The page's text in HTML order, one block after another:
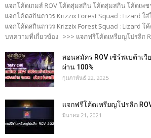
แจกโค้ดเกมส์ ROV โค้ดสุ่มสกิน โค้ดสุ่มสกิน โค้ดเพช
แจกโค้ดสกินถาวร Krizzix Forest Squad : Lizard ใ
แจกโค้ดสกินถาวร Krizzix Forest Squad : Lizard โค้
บทความที่เกี่ยวข้อง >>> แจกฟรีโค้ดเหรียญโปรลีก
สอนสมัคร ROV เซิร์ฟเบต้าเ
ผ่าน 100%
กุมภาพันธ์ 22, 2025
แจกฟรีโค้ดเหรียญโปรลีก
มีนาคม 21, 2021